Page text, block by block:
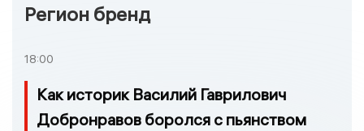
Регион бренд
18:00
Как историк Василий Гаврилович
Добронравов боролся с пьянством